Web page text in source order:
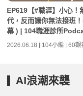
EP619【#職涯】小心！
代，反而讓你無法接班
幕 ) | 104職涯診所
2026.06.18 | 104小編 | 60觀
AI浪潮來襲